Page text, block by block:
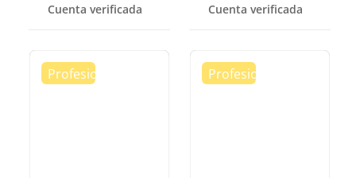
Cuenta verificada Cuenta verificada